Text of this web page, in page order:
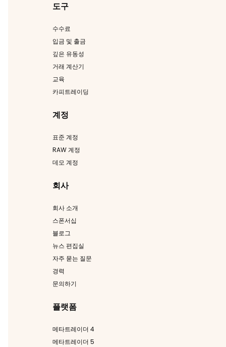
도구
수수료
입금 및 출금
깊은 유동성
거래 계산기
교육
카피트레이딩
계정
표준 계정
RAW 계정
데모 계정
회사
회사 소개
스폰서십
블로그
뉴스 편집실
자주 묻는 질문
경력
문의하기
플랫폼
메타트레이더 4
메타트레이더 5